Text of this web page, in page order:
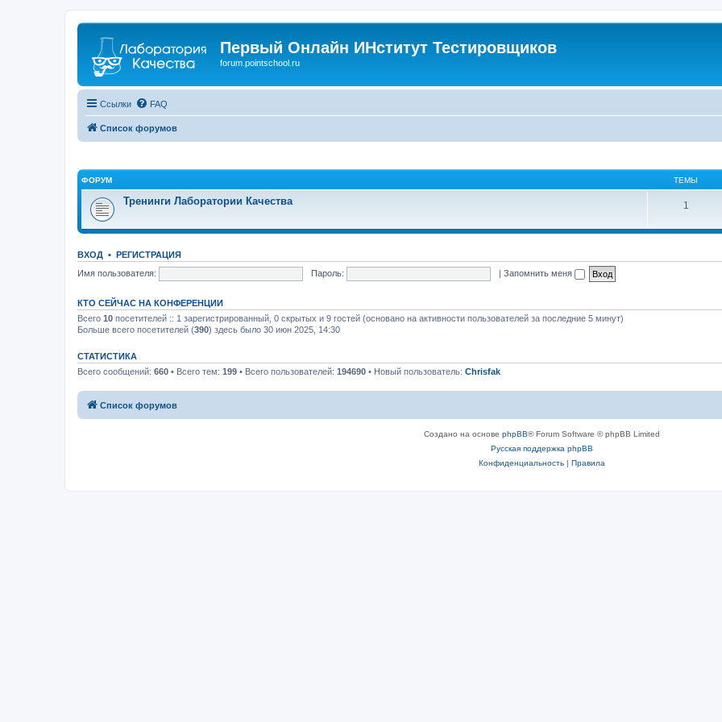
Первый Онлайн ИНститут Тестировщиков
forum.pointschool.ru
Ссылки FAQ
Список форумов
ФОРУМ ТЕМЫ
Тренинги Лаборатории Качества 1
ВХОД • РЕГИСТРАЦИЯ
Имя пользователя:
Пароль: | Запомнить меня
КТО СЕЙЧАС НА КОНФЕРЕНЦИИ
Всего 10 посетителей :: 1 зарегистрированный, 0 скрытых и 9 гостей (основано на активности пользователей за последние 5 минут)
Больше всего посетителей (390) здесь было 30 июн 2025, 14:30
СТАТИСТИКА
Всего сообщений: 660 • Всего тем: 199 • Всего пользователей: 194690 • Новый пользователь: Chrisfak
Список форумов
Создано на основе phpBB® Forum Software © phpBB Limited
Русская поддержка phpBB
Конфиденциальность| Правила